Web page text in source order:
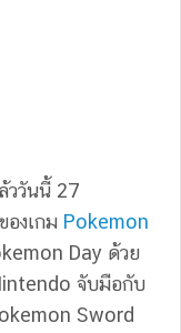
ววันนี้ 27
งเกม Pokemon
Day ด้วย
จับมือกับ
Sword